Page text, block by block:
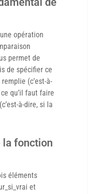
opération
permet de
de spécifier ce
(c’est-à-
qu’il faut faire
à-dire, si la
la fonction
éléments
et